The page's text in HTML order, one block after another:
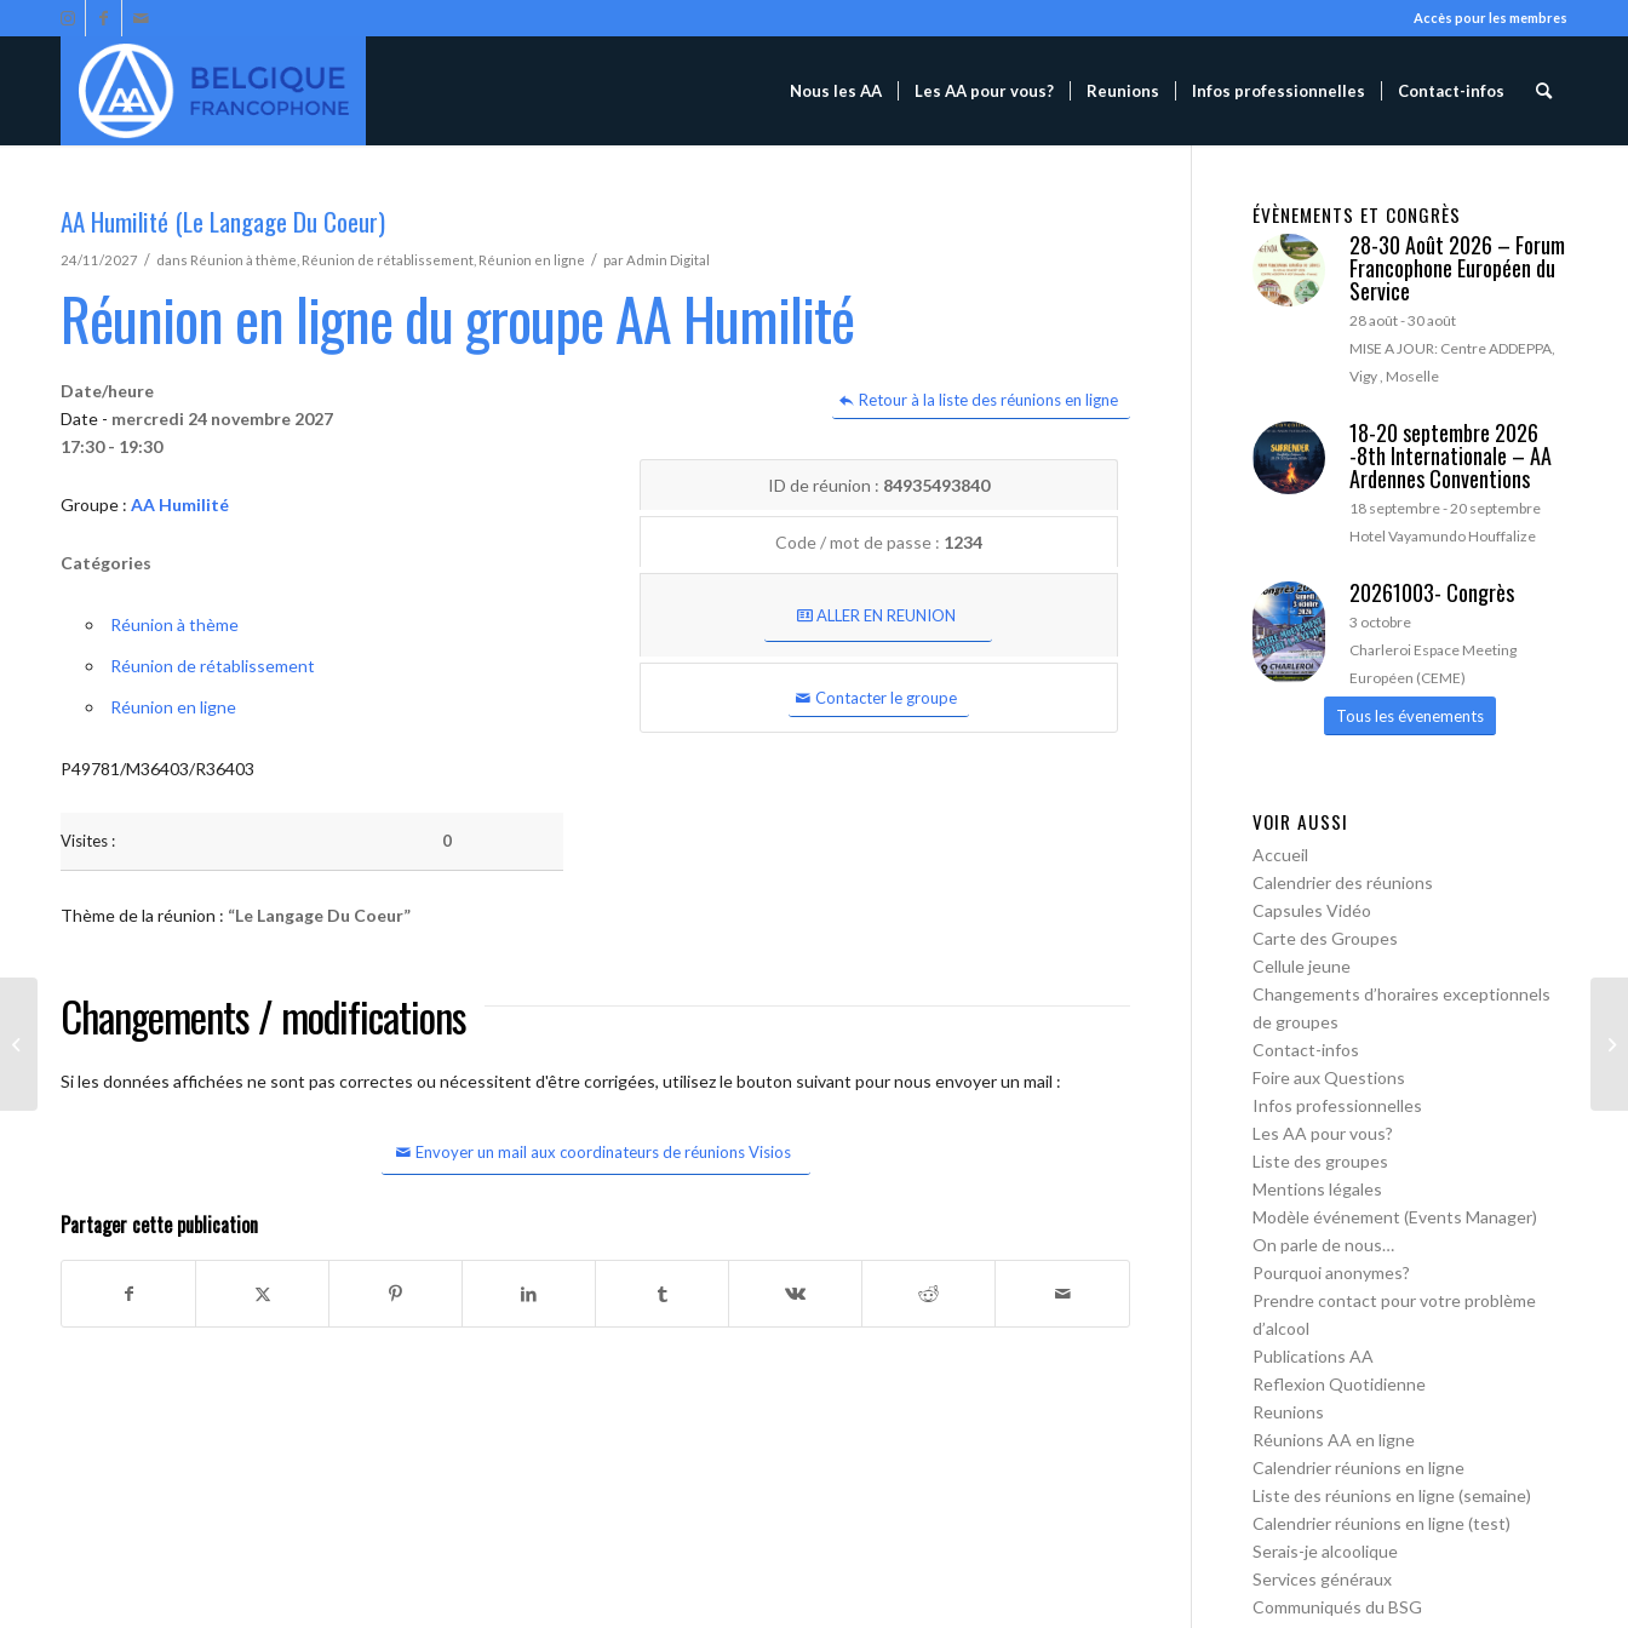
Accès pour les membres
Nous les AA Les AA pour vous? Reunions Infos professionnelles Contact-infos
AA Humilité (Le Langage Du Coeur)
24/11/2027 / dans Réunion à thème Réunion de rétablissement Réunion en ligne / parAdmin Digital
Réunion en ligne du groupe AA Humilité
Retour à la liste des réunions en ligne
Date/heure
Date - mercredi 24 novembre 2027
17:30 - 19:30
Groupe : AA Humilité
Catégories
Réunion à thème
Réunion de rétablissement
Réunion en ligne
P49781/M36403/R36403
Visites : 0
ID de réunion : 84935493840
Code / mot de passe : 1234
ALLER EN REUNION
Contacter le groupe
Thème de la réunion : “Le Langage Du Coeur”
Changements / modifications
Si les données affichées ne sont pas correctes ou nécessitent d'être corrigées, utilisez le bouton suivant pour nous envoyer un mail :
Envoyer un mail aux coordinateurs de réunions Visios
Partager cette publication
ÉVÈNEMENTS ET CONGRÈS
28-30 Août 2026 – Forum
Francophone Européen du
Service
28 août-30 août
MISE A JOUR: Centre ADDEPPA,
Vigy , Moselle
18-20 septembre 2026
-8th Internationale – AA
Ardennes Conventions
18 septembre-20 septembre
Hotel Vayamundo Houffalize
20261003- Congrès
3 octobre
Charleroi Espace Meeting
Européen (CEME)
Tous les évenements
VOIR AUSSI
Accueil
Calendrier des réunions
Capsules Vidéo
Carte des Groupes
Cellule jeune
Changements d’horaires exceptionnels
de groupes
Contact-infos
Foire aux Questions
Infos professionnelles
Les AA pour vous?
Liste des groupes
Mentions légales
Modèle événement (Events Manager)
On parle de nous…
Pourquoi anonymes?
Prendre contact pour votre problème
d’alcool
Publications AA
Reflexion Quotidienne
Reunions
Réunions AA en ligne
Calendrier réunions en ligne
Liste des réunions en ligne (semaine)
Calendrier réunions en ligne (test)
Serais-je alcoolique
Services généraux
Communiqués du BSG
AA Humilité (Le Langage Du Coeur)